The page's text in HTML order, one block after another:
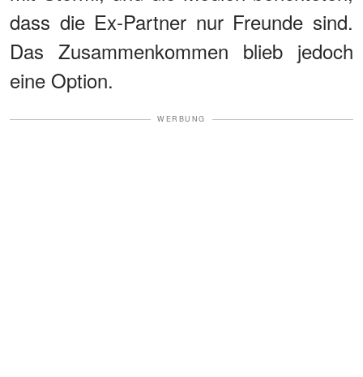
dass die Ex-Partner nur Freunde sind.
Das Zusammenkommen blieb jedoch
eine Option.
WERBUNG